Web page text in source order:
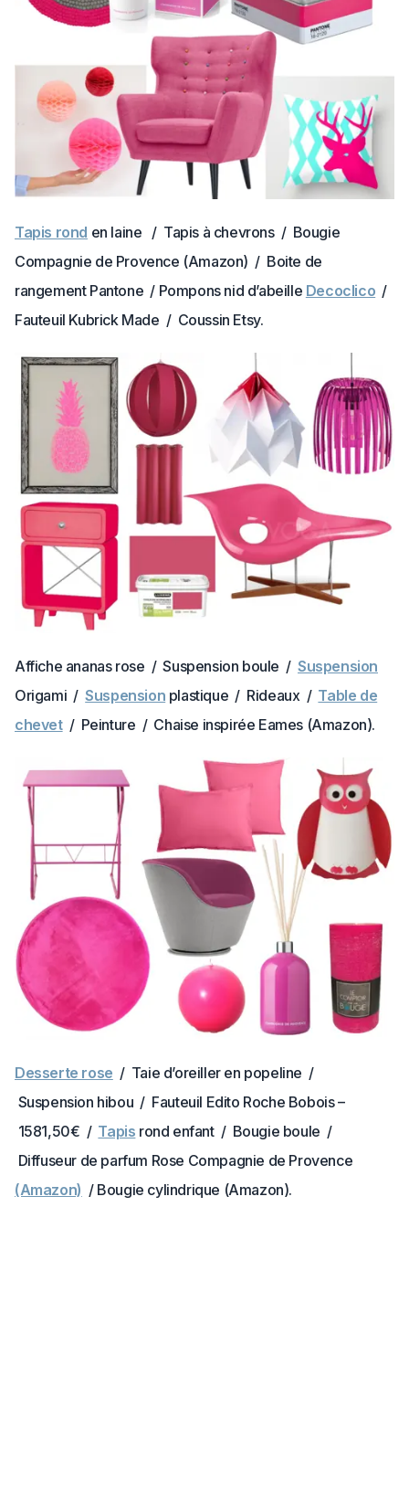
Tapis rond en laine / Tapis à chevrons / Bougie
Compagnie de Provence (Amazon) / Boite de
rangement Pantone / Pompons nid d’abeille Decoclico /
Fauteuil Kubrick Made / Coussin Etsy.
Affiche ananas rose / Suspension boule / Suspension
Origami /Suspension plastique / Rideaux / Table de
chevet/ Peinture / Chaise inspirée Eames (Amazon).
Desserte rose / Taie d’oreiller en popeline /
Suspension hibou / Fauteuil Edito Roche Bobois –
1581,50€ / Tapis rond enfant / Bougie boule /
Diffuseur de parfum Rose Compagnie de Provence
(Amazon) / Bougie cylindrique (Amazon).